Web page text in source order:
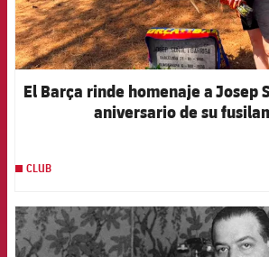
El Barça rinde homenaje a Josep
aniversario de su
CLUB
FCB